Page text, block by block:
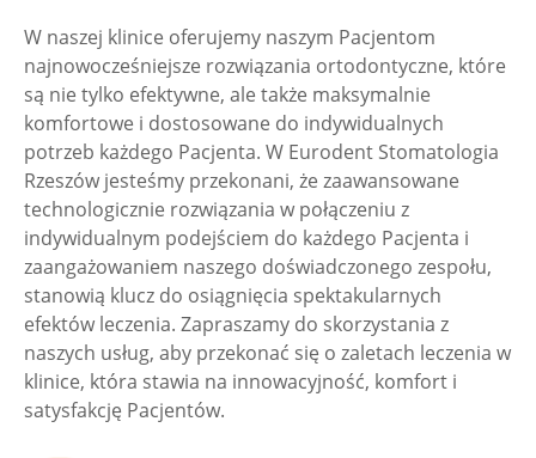
W naszej klinice oferujemy naszym Pacjentom
najnowocześniejsze rozwiązania ortodontyczne, które
są nie tylko efektywne, ale także maksymalnie
komfortowe i dostosowane do indywidualnych
potrzeb każdego Pacjenta. W Eurodent Stomatologia
Rzeszów jesteśmy przekonani, że zaawansowane
technologicznie rozwiązania w połączeniu z
indywidualnym podejściem do każdego Pacjenta i
zaangażowaniem naszego doświadczonego zespołu,
stanowią klucz do osiągnięcia spektakularnych
efektów leczenia. Zapraszamy do skorzystania z
naszych usług, aby przekonać się o zaletach leczenia w
klinice, która stawia na innowacyjność, komfort i
satysfakcję Pacjentów.